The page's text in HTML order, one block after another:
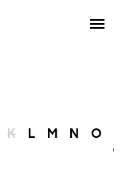
K L M N O